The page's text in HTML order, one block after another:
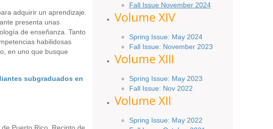
adquirir un aprendizaje.
presenta unas
de enseñanza. Tanto
habilidosas
en uno que busque
subgraduados en
Fall Issue November 2024
Volume XIV
Spring Issue: May 2024
Fall Issue: November 2023
Volume XIII
Spring Issue: May 2023
Fall Issue: Nov 2022
Volume XII
Spring Issue: May 2022